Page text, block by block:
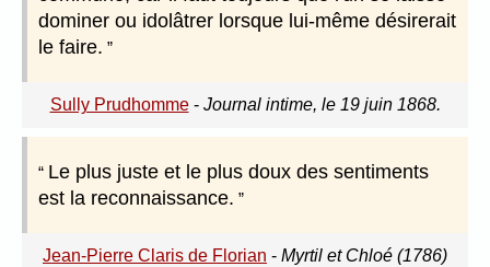
dominer ou idolâtrer lorsque lui-même désirerait
le faire.
Sully Prudhomme- Journal intime, le 19 juin 1868.
Le plus juste et le plus doux des sentiments
est la reconnaissance.
Jean-Pierre Claris de Florian - Myrtil et Chloé (1786)